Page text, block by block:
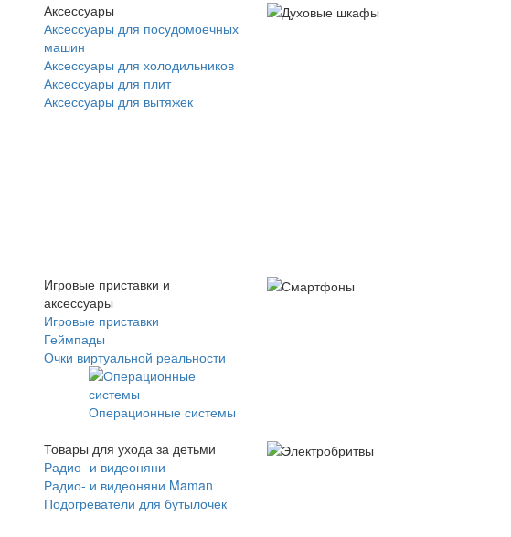
Аксессуары
Аксессуары для посудомоечных
машин
Аксессуары для холодильников
Аксессуары для плит
Аксессуары для вытяжек
Игровые приставки и
аксессуары
Игровые приставки
Геймпады
Очки виртуальной реальности
Операционные системы
Товары для ухода за детьми
Радио- и видеоняни
Радио- и видеоняни Maman
Подогреватели для бутылочек